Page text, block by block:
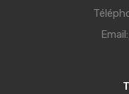
Email: